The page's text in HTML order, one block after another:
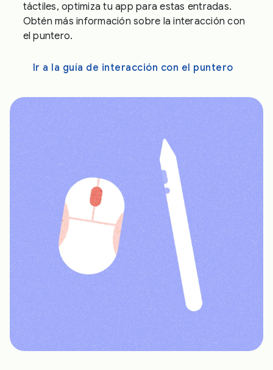
táctiles, optimiza tu app para estas entradas.
Obtén más información sobre la interacción con
el puntero.
Ir a la guía de interacción con el puntero